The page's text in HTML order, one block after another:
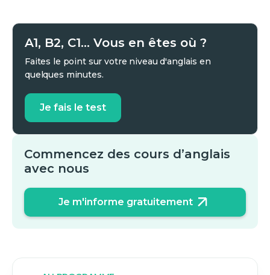
A1, B2, C1... Vous en êtes où ?
Faites le point sur votre niveau d'anglais en
quelques minutes.
Je fais le test
Commencez des cours d’anglais
avec nous
Je m'informe gratuitement